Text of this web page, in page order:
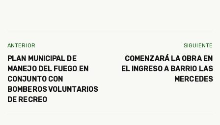
ANTERIOR
PLAN MUNICIPAL DE
MANEJO DEL FUEGO EN
CONJUNTO CON
BOMBEROS VOLUNTARIOS
DE RECREO
SIGUIENTE
COMENZARÁ LA OBRA EN
EL INGRESO A BARRIO LAS
MERCEDES